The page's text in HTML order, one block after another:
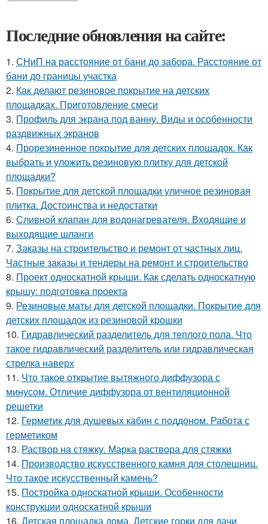
Последние обновления на сайте:
1. СНиП на расстояние от бани до забора. Расстояние от
бани до границы участка
2. Как делают резиновое покрытие на детских
площадках. Приготовление смеси
3. Профиль для экрана под ванну. Виды и особенности
раздвижных экранов
4. Прорезиненное покрытие для детских площадок. Как
выбрать и уложить резиновую плитку для детской
площадки?
5. Покрытие для детской площадки уличное резиновая
плитка. Достоинства и недостатки
6. Сливной клапан для водонагревателя. Входящие и
выходящие шланги
7. Заказы на строительство и ремонт от частных лиц.
Частные заказы и тендеры на ремонт и строительство
8. Проект односкатной крыши. Как сделать односкатную
крышу: подготовка проекта
9. Резиновые маты для детской площадки. Покрытие для
детских площадок из резиновой крошки
10. Гидравлический разделитель для теплого пола. Что
такое гидравлический разделитель или гидравлическая
стрелка наверх
11. Что такое открытие вытяжного диффузора с
минусом. Отличие диффузора от вентиляционной
решетки
12. Герметик для душевых кабин с поддоном. Работа с
герметиком
13. Раствор на стяжку. Марка раствора для стяжки
14. Производство искусственного камня для столешниц.
Что такое искусственный камень?
15. Постройка односкатной крыши. Особенности
конструкции односкатной крыши
16. Детская площадка дома. Детские горки для дачи